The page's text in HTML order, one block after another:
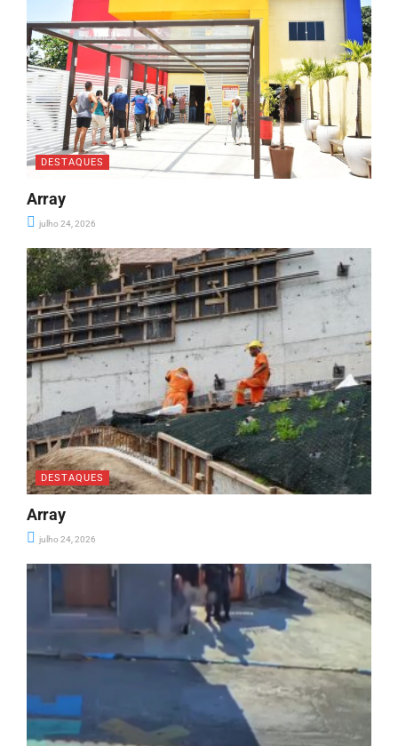
DESTAQUES
Array
julho 24, 2026
DESTAQUES
Array
julho 24, 2026